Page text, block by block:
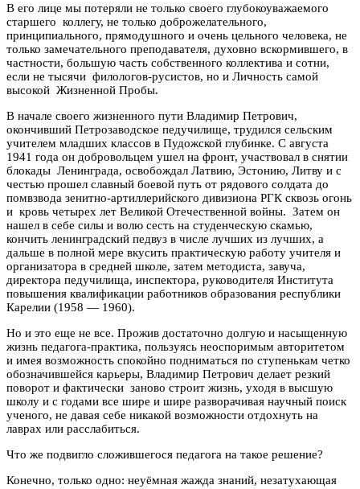
В его лице мы потеряли не только своего глубокоуважаемого
старшего коллегу, не только доброжелательного,
принципиального, прямодушного и очень цельного человека, не
только замечательного преподавателя, духовно вскормившего, в
частности, большую часть собственного коллектива и сотни,
если не тысячи филологов-русистов, но и Личность самой
высокой Жизненной Пробы.
В начале своего жизненного пути Владимир Петрович,
окончивший Петрозаводское педучилище, трудился сельским
учителем младших классов в Пудожской глубинке. С августа
1941 года он добровольцем ушел на фронт, участвовал в снятии
блокады Ленинграда, освобождал Латвию, Эстонию, Литву и с
честью прошел славный боевой путь от рядового солдата до
помвзвода зенитно-артиллерийского дивизиона РГК сквозь огонь
и кровь четырех лет Великой Отечественной войны. Затем он
нашел в себе силы и волю сесть на студенческую скамью,
кончить ленинградский педвуз в числе лучших из лучших, а
дальше в полной мере вкусить практическую работу учителя и
организатора в средней школе, затем методиста, завуча,
директора педучилища, инспектора, руководителя Института
повышения квалификации работников образования республики
Карелии (1958 — 1960).
Но и это еще не все. Прожив достаточно долгую и насыщенную
жизнь педагога-практика, пользуясь неоспоримым авторитетом
и имея возможность спокойно подниматься по ступенькам четко
обозначившейся карьеры, Владимир Петрович делает резкий
поворот и фактически заново строит жизнь, уходя в высшую
школу и с годами все шире и шире разворачивая научный поиск
ученого, не давая себе никакой возможности отдохнуть на
лаврах или расслабиться.
Что же подвигло сложившегося педагога на такое решение?
Конечно, только одно: неуёмная жажда знаний, незатухающая